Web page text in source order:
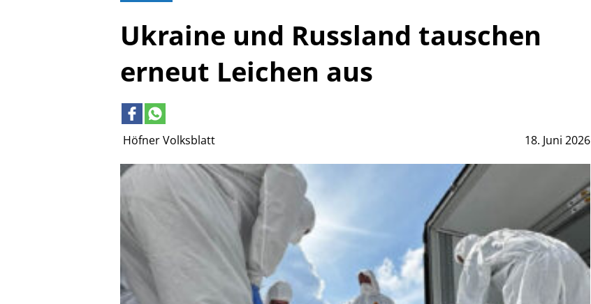
Höfner Volksblatt 18. Juni 2026
Ukraine und Russland tauschen
erneut Leichen aus